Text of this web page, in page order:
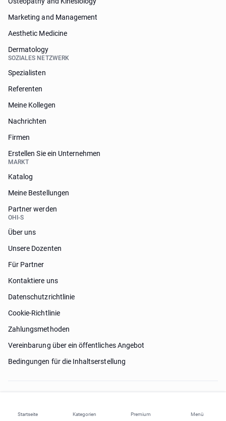
Startseite Kategorien Premium Menü
Marketing and Management
Aesthetic Medicine
Dermatology
SOZIALES NETZWERK
Spezialisten
Referenten
Meine Kollegen
Nachrichten
Firmen
Erstellen Sie ein Unternehmen
MARKT
Katalog
Meine Bestellungen
Partner werden
OHI-S
Über uns
Unsere Dozenten
Für Partner
Kontaktiere uns
Datenschutzrichtlinie
Cookie-Richtlinie
Zahlungsmethoden
Vereinbarung über ein öffentliches Angebot
Bedingungen für die Inhaltserstellung
Brauche Hilfe?